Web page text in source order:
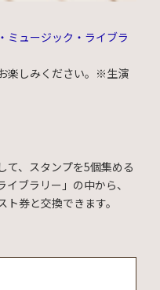
ミュージック・ライブラ
楽しみください。※生演
て、スタンプを5個集める
ブラリー」の中から、
券と交換できます。